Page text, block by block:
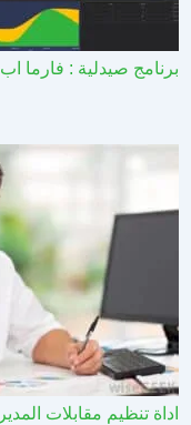
برنامج صيدلية : فارما اب PharmaUp​
اداة تنظيم مقابلات المدير Interview Manager